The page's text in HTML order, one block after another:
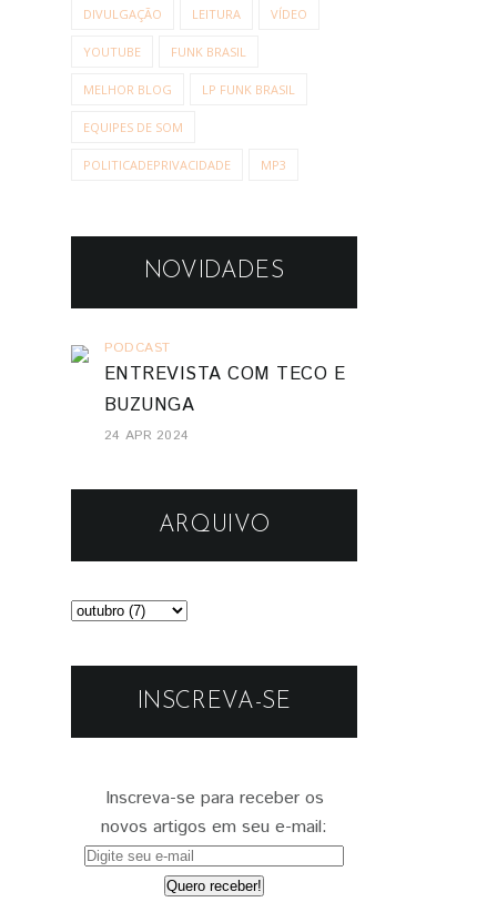
DIVULGAÇÃO LEITURA VÍDEO
YOUTUBE FUNK BRASIL
MELHOR BLOG LP FUNK BRASIL
EQUIPES DE SOM
POLITICADEPRIVACIDADE MP3
NOVIDADES
PODCAST
ENTREVISTA COM TECO E
BUZUNGA
24 APR 2024
ARQUIVO
INSCREVA-SE
Inscreva-se para receber os
novos artigos em seu e-mail: